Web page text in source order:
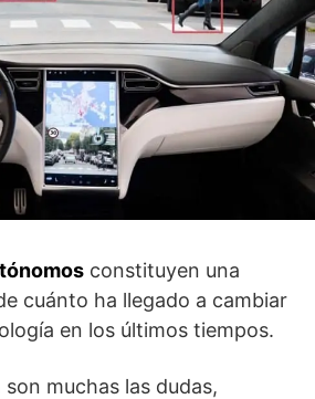
constituyen una
cuánto ha llegado a cambiar
en los últimos tiempos.
muchas las dudas,